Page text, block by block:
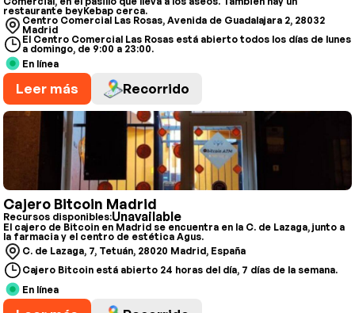
restaurante beyKebap cerca.
Centro Comercial Las Rosas, Avenida de Guadalajara 2, 28032
Madrid
El Centro Comercial Las Rosas está abierto todos los días de lunes
a domingo, de 9:00 a 23:00.
En línea
Leer más Recorrido
Cajero Bitcoin Madrid
Recursos disponibles:Unavailable
El cajero de Bitcoin en Madrid se encuentra en la C. de Lazaga, junto a
la farmacia y el centro de estética Agus.
C. de Lazaga, 7, Tetuán, 28020 Madrid, España
Cajero Bitcoin está abierto 24 horas del día, 7 días de la semana.
En línea